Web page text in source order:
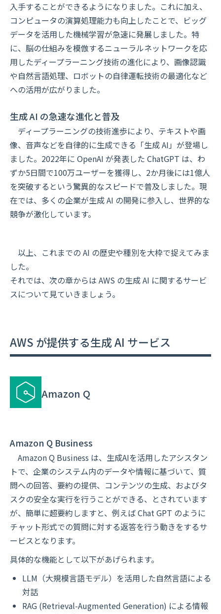
入手することができるようになりました。これに加え、
コンピュータの演算処理能力も向上したことで、ビッグ
データを活用した機械学習が急速に発展しました。特
に、脳の仕組みを模倣するニューラルネットワークを応
用したディープラーニング技術の進化により、画像認識
や自然言語処理、ロボットの自律運転技術の最適化など
への活用が広がりました。
生成 AI の急速な進化と普及
ディープラーニングの技術進歩により、テキストや画
像、音声などを自律的に生成できる「生成 AI」が登場し
ました。2022年に OpenAI が発表した ChatGPT は、わ
ずか5日間で100万ユーザーを獲得し、2か月後には1億人
を突破するという驚異的なスピードで普及しました。現
在では、多くの企業が生成 AI の開発に参入し、世界的な
競争が激化しています。
以上、これまでの AI の歴史や種別を大枠で捉えてみま
した。
それでは、次の章からは AWS の生成 AI に関するサービ
スについて見ていきましょう。
AWS が提供する生成 AI サービス
Amazon Q
Amazon Q Business
Amazon Q Business は、生成AIを活用したアシスタン
トで、企業のシステム内のデータや情報に基づいて、質
問への回答、要約の提供、コンテンツの生成、およびタ
スクの安全な実行を行うことができる、とされています
が、簡単に超要約しますと、例えば Chat GPT のように
チャット形式での質問に対する返答を行う動きをするサ
ービスとなります。
具体的な機能として以下があげられます。
LLM（大規模言語モデル）を活用した自然言語による
対話
RAG (Retrieval-Augmented Generation) による情報